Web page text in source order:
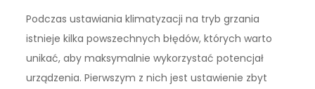
Podczas ustawiania klimatyzacji na tryb grzania
istnieje kilka powszechnych błędów, których warto
unikać, aby maksymalnie wykorzystać potencjał
urządzenia. Pierwszym z nich jest ustawienie zbyt